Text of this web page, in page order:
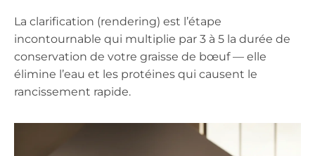
La clarification (rendering) est l’étape
incontournable qui multiplie par 3 à 5 la durée de
conservation de votre graisse de bœuf — elle
élimine l’eau et les protéines qui causent le
rancissement rapide.